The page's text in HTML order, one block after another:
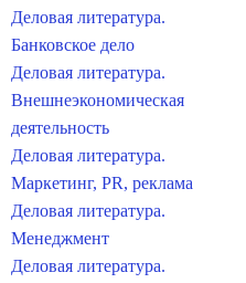
Деловая литература.
Банковское дело
Деловая литература.
Внешнеэкономическая
деятельность
Деловая литература.
Маркетинг, PR, реклама
Деловая литература.
Менеджмент
Деловая литература.